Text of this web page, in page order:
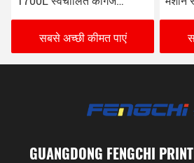
लैमिनेटिंग मशीन 16000 शीट/
सबसे अच्छी कीमत पाएं
GUANGDONG FENGCHI